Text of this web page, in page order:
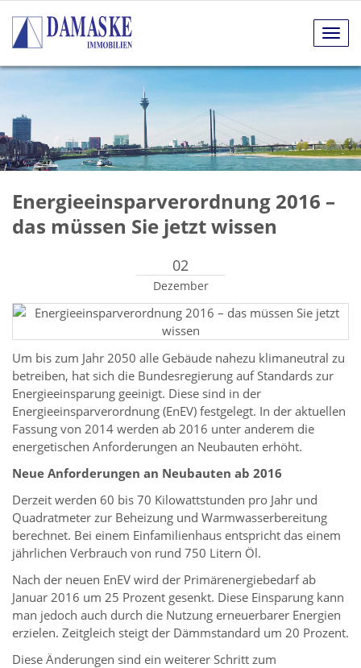
Energieeinsparverordnung 2016 –
das müssen Sie jetzt wissen
02
Dezember
Um bis zum Jahr 2050 alle Gebäude nahezu klimaneutral zu
betreiben, hat sich die Bundesregierung auf Standards zur
Energieeinsparung geeinigt. Diese sind in der
Energieeinsparverordnung (EnEV) festgelegt. In der aktuellen
Fassung von 2014 werden ab 2016 unter anderem die
energetischen Anforderungen an Neubauten erhöht.
Neue Anforderungen an Neubauten ab 2016
Derzeit werden 60 bis 70 Kilowattstunden pro Jahr und
Quadratmeter zur Beheizung und Warmwasserbereitung
berechnet. Bei einem Einfamilienhaus entspricht das einem
jährlichen Verbrauch von rund 750 Litern Öl.
Nach der neuen EnEV wird der Primärenergiebedarf ab
Januar 2016 um 25 Prozent gesenkt. Diese Einsparung kann
man jedoch auch durch die Nutzung erneuerbarer Energien
erzielen. Zeitgleich steigt der Dämmstandard um 20 Prozent.
Diese Änderungen sind ein weiterer Schritt zum